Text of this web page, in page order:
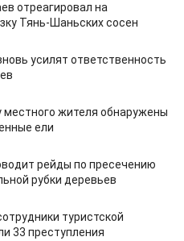
отреагировал на
Тянь-Шаньских сосен
усилят ответственность
местного жителя обнаружены
ели
рейды по пресечению
рубки деревьев
туристской
33 преступления